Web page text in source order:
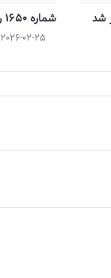
شماره 1650 روزنامه فوتبالز منتشر شد
2026-02-25